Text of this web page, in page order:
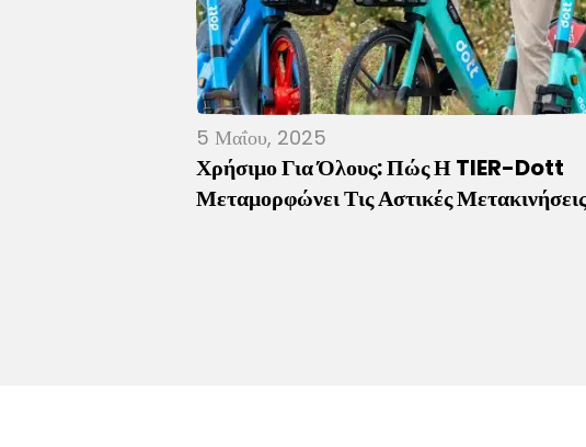
5 Μαΐου, 2025
Χρήσιμο Για Όλους: Πώς Η TIER-Dott
Μεταμορφώνει Τις Αστικές Μετακινήσεις